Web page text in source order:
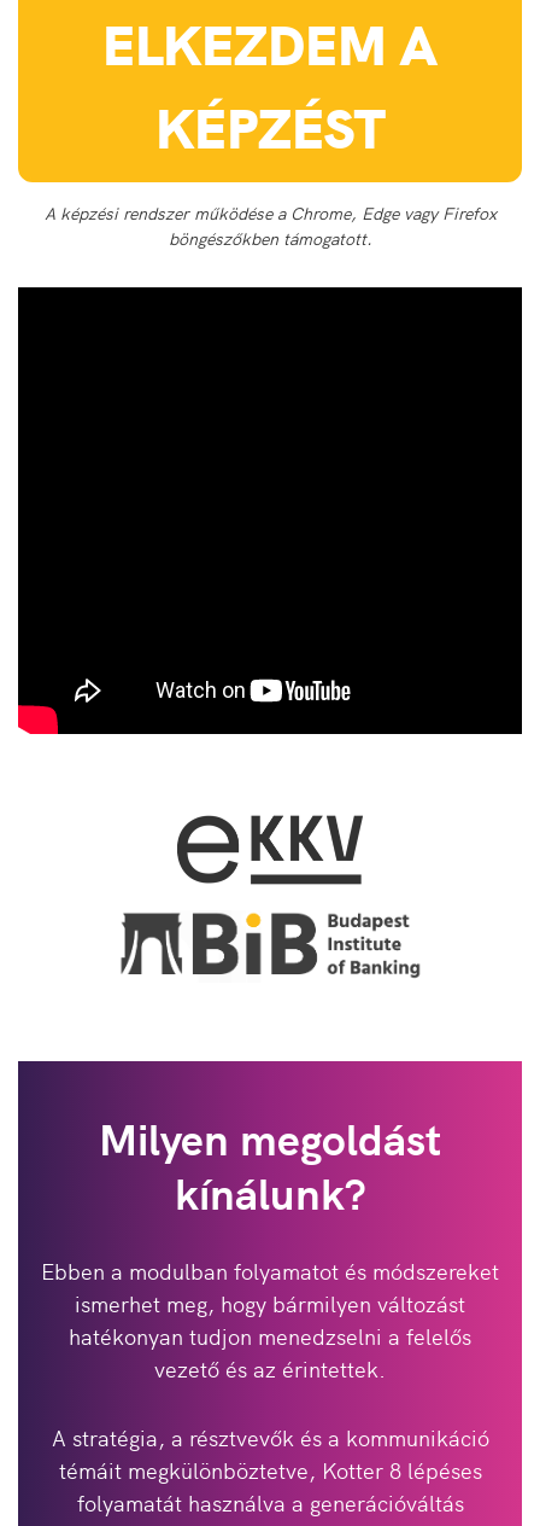
ELKEZDEM A
KÉPZÉST
A képzési rendszer működése a Chrome, Edge vagy Firefox
böngészőkben támogatott.
Milyen megoldást
kínálunk?
Ebben a modulban folyamatot és módszereket
ismerhet meg, hogy bármilyen változást
hatékonyan tudjon menedzselni a felelős
vezető és az érintettek.
A stratégia, a résztvevők és a kommunikáció
témáit megkülönböztetve, Kotter 8 lépéses
folyamatát használva a generációváltás